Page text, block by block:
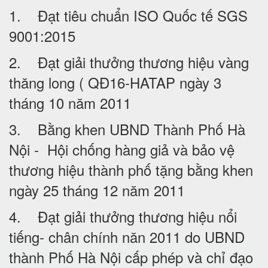
1. Đạt tiêu chuẩn ISO Quốc tế SGS
9001:2015
2. Đạt giải thưởng thương hiệu vàng
thăng long ( QĐ16-HATAP ngày 3
tháng 10 năm 2011
3. Bằng khen UBND Thành Phố Hà
Nội - Hội chống hàng giả và bảo vệ
thương hiệu thành phố tặng bằng khen
ngày 25 tháng 12 năm 2011
4. Đạt giải thưởng thương hiệu nổi
tiếng- chân chính năn 2011 do UBND
thành Phố Hà Nội cấp phép và chỉ đạo